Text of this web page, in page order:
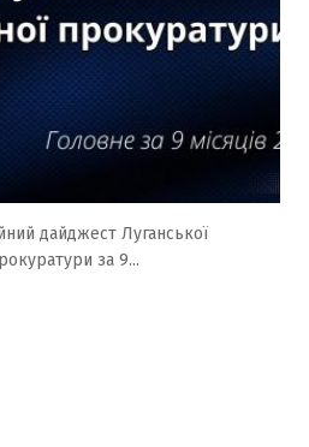
дайджест Луганської
за 9...